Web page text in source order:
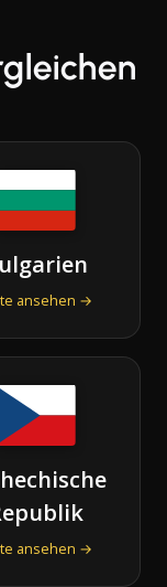
ansehen →
ansehen →